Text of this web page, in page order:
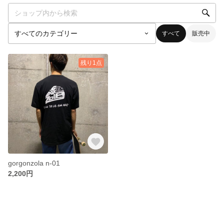
すべて 販売中
残り1点
gorgonzola n-01
2,200円